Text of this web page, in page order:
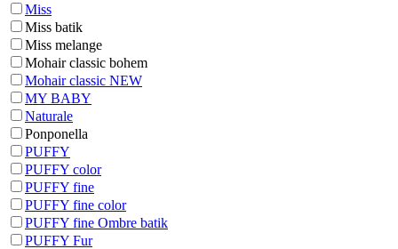
Miss
Miss batik
Miss melange
Mohair classic bohem
Mohair classic NEW
MY BABY
Naturale
Ponponella
PUFFY
PUFFY color
PUFFY fine
PUFFY fine color
PUFFY fine Ombre batik
PUFFY Fur